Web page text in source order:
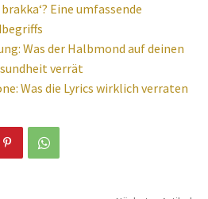
Eine umfassende
Was der Halbmond auf deinen
verrät
Was die Lyrics wirklich verraten